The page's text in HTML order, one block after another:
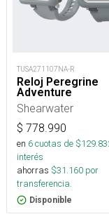
TUSA271107NA-R
Reloj Peregrine
Adventure
Shearwater
$ 778.990
en 6cuotas de $
interés
ahorras $31.160 por
transferencia.
Disponible